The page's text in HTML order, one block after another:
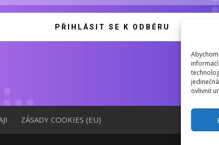
ovlivnit
PŘIHLÁSIT SE K ODBĚRU
ZÁSADY COOKIES (EU)